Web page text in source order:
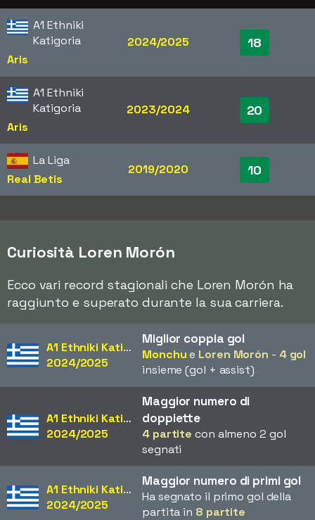
A1 Ethniki
Katigoria
Aris
2024/2025 18
A1 Ethniki
Katigoria
Aris
2023/2024 20
La Liga
Real Betis
2019/2020 10
Curiosità Loren Morón
Ecco vari record stagionali che Loren Morón ha
raggiunto e superato durante la sua carriera.
A1 Ethniki Katigoria
2024/2025
Miglior coppia gol
Monchue Loren Morón - 4 gol
insieme (gol + assist)
A1 Ethniki Katigoria
2024/2025
Maggior numero di
doppiette
4 partite con almeno 2 gol
segnati
A1 Ethniki Katigoria
2024/2025
Maggior numero di primi gol
Ha segnato il primo gol della
partita in 8 partite